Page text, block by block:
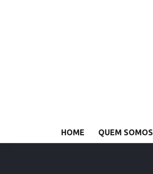
HOME QUEM SOMOS